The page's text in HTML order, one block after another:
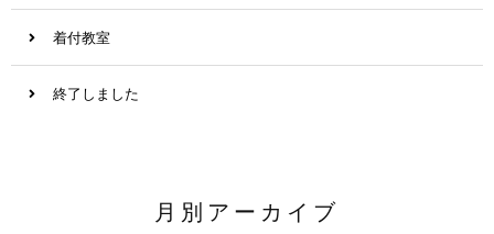
着付教室
終了しました
月別アーカイブ